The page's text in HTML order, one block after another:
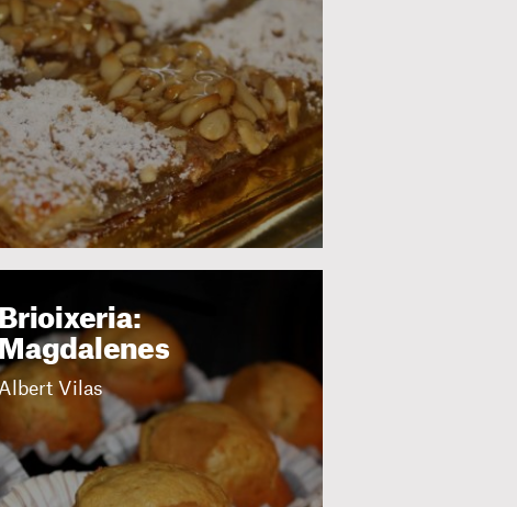
Brioixeria:
Magdalenes
Albert Vilas